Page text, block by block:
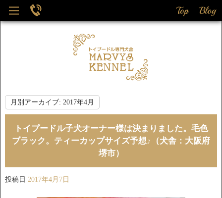
月別アーカイブ: 2017年4月
トイプードル子犬オーナー様は決まりました。毛色
ブラック。ティーカップサイズ予想♪（犬舎：大阪府
堺市）
投稿日 2017年4月7日